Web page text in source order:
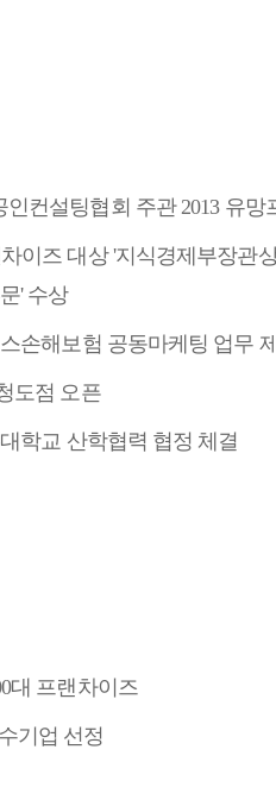
인컨설팅협회 주관 2013 유
이즈 대상 '지식경제부장관
' 수상
손해보험 공동마케팅 업무
도점 오픈
학교 산학협력 협정 체결
대 프랜차이즈
기업 선정